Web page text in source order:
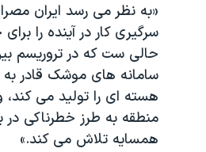
«به نظر می رسد ایران
سرگیری کار در آینده را
حالی ست که در تروریسم
سامانه های موشک قادر
هسته ای را تولید می
منطقه به طرز خطرناکی
همسایه تلاش می کند.»